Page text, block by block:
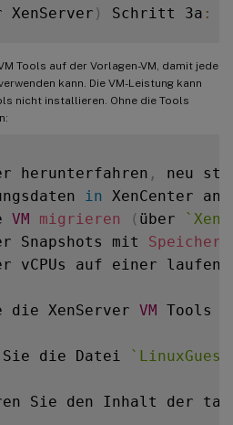
) Schritt 3a :
Tools auf der Vorlagen-VM, damit jede
kann. Die VM-Leistung kann
nicht installieren. Ohne die Tools
herunterfahren ,
neu
in XenCenter
VM migrieren ( über `
Snapshots mit
Speicher
vCPUs auf einer
die XenServer
VM Tools
die Datei
`
Sie den Inhalt der tar